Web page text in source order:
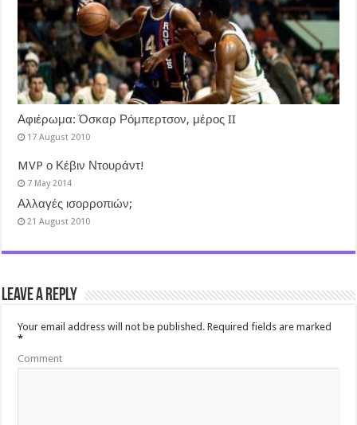
Αφιέρωμα: Όσκαρ Ρόμπερτσον, μέρος II
17 August 2010
MVP ο Κέβιν Ντουράντ!
7 May 2014
Αλλαγές ισορροπιών;
21 August 2010
Leave a Reply
Your email address will not be published. Required fields are marked
*
Comment